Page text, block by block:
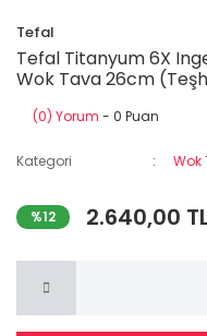
Tefal
Tefal Titanyum 6X
Wok Tava 26cm
(0) Yorum - 0 Puan
Kategori Wok
%12 2.640,00